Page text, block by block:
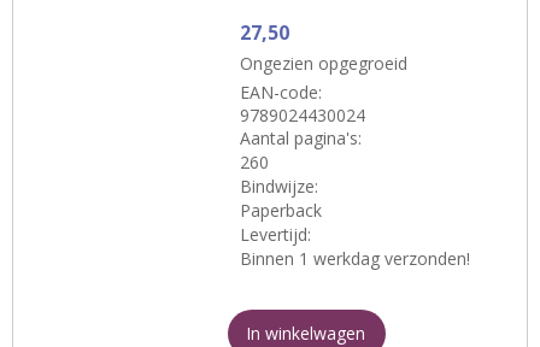
27,50
Ongezien opgegroeid
EAN-code:
9789024430024
Aantal pagina's:
260
Bindwijze:
Paperback
Levertijd:
Binnen 1 werkdag verzonden!
In winkelwagen